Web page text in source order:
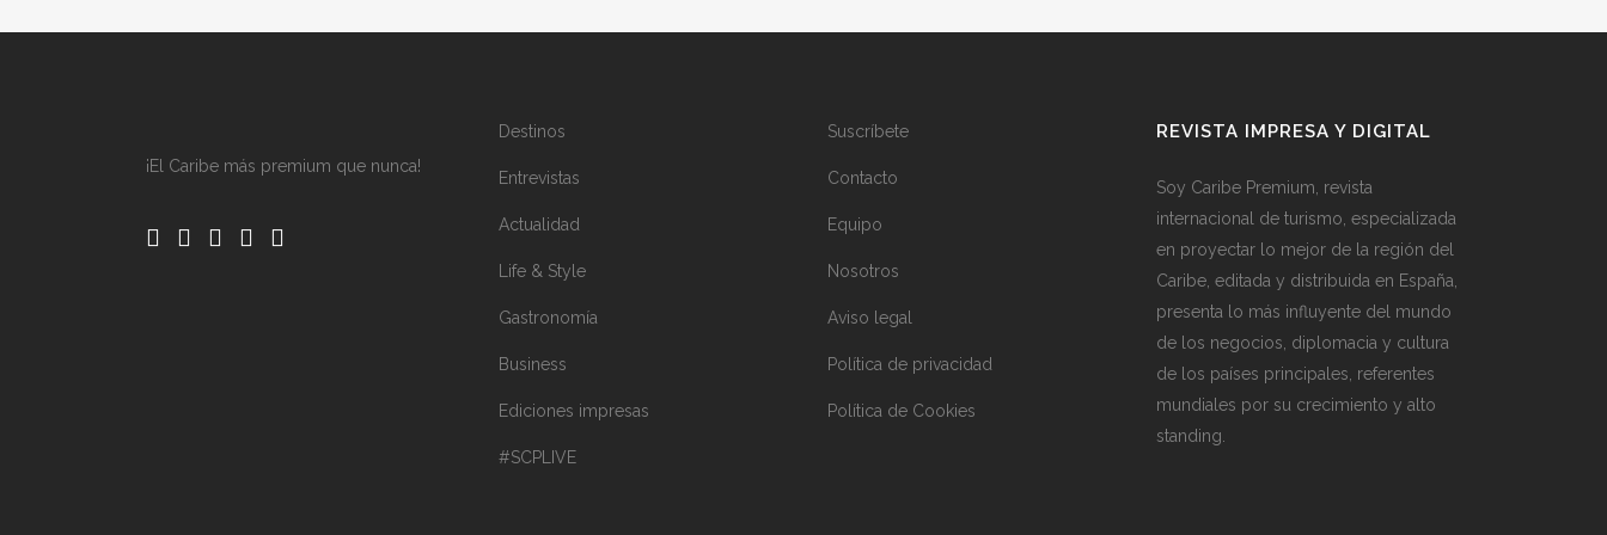
¡El Caribe más premium que nunca!
Destinos
Entrevistas
Actualidad
Life & Style
Gastronomía
Business
Ediciones impresas
#SCPLIVE
Suscríbete
Contacto
Equipo
Nosotros
Aviso legal
Política de privacidad
Política de Cookies
REVISTA IMPRESA Y DIGITAL
Soy Caribe Premium, revista
internacional de turismo, especializada
en proyectar lo mejor de la región del
Caribe, editada y distribuida en España,
presenta lo más influyente del mundo
de los negocios, diplomacia y cultura
de los países principales, referentes
mundiales por su crecimiento y alto
standing.